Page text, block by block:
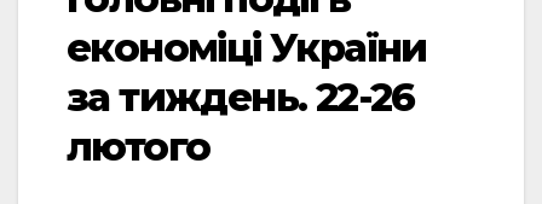
економіці України
за тиждень. 22-26
лютого